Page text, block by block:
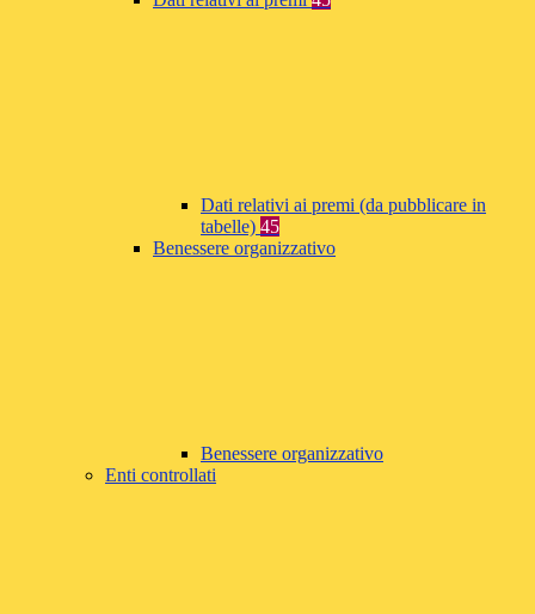
Dati relativi ai premi (da pubblicare in
tabelle) 45
Benessere organizzativo
Benessere organizzativo
Enti controllati